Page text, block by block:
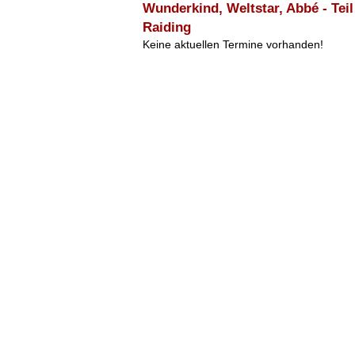
Wunderkind, Weltstar, Abbé -
Raiding
Keine aktuellen Termine vorhanden!